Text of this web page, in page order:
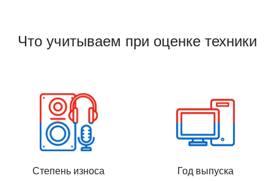
Что учитываем при оценке техники
Степень износа
Год выпуска